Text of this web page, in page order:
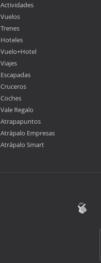
Actividades
Vuelos
Trenes
Hoteles
Vuelo+Hotel
Viajes
Escapadas
Cruceros
Coches
Vale Regalo
Atrapapuntos
Atrápalo Empresas
Atrápalo Smart